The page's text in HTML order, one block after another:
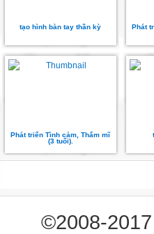
Giao nhau vôùi ñöôøng saét
coù raøo chaén
Trưng bày
sản phẩm
tạo hình bàn tay thần kỳ Phát
Phát triển Tình cảm, Thẩm mĩ
(3 tuổi).
©2008-